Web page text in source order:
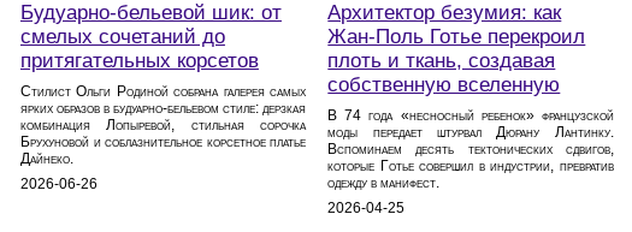
Будуарно‑бельевой шик: от
смелых сочетаний до
притягательных корсетов
Стилист Ольги Родиной собрана галерея самых
ярких образов в будуарно‑бельевом стиле: дерзкая
комбинация Лопыревой, стильная сорочка
Брухуновой и соблазнительное корсетное платье
Дайнеко.
2026-06-26
Архитектор безумия: как
Жан-Поль Готье перекроил
плоть и ткань, создавая
собственную вселенную
В 74 года «несносный ребенок» французской
моды передает штурвал Дюрану Лантинку.
Вспоминаем десять тектонических сдвигов,
которые Готье совершил в индустрии, превратив
одежду в манифест.
2026-04-25